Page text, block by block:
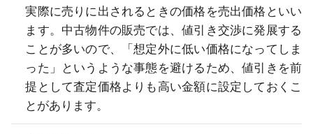
実際に売りに出されるときの価格を売出価格といい
ます。中古物件の販売では、値引き交渉に発展する
ことが多いので、「想定外に低い価格になってしま
った」というような事態を避けるため、値引きを前
提として査定価格よりも高い金額に設定しておくこ
とがあります。